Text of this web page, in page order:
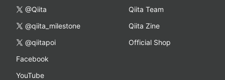
@Qiita
@qiita_milestone
@qiitapoi
Facebook
YouTube
Qiita Team
Qiita Zine
Official Shop